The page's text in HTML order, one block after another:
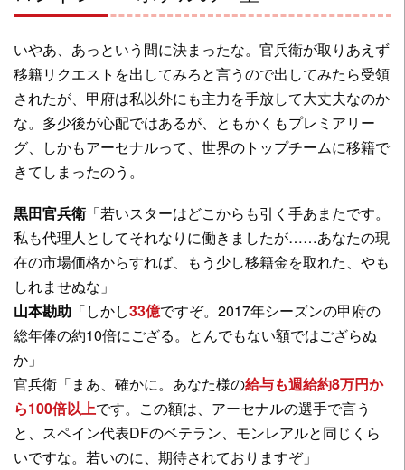
いやあ、あっという間に決まったな。官兵衛が取りあえず
移籍リクエストを出してみろと言うので出してみたら受領
されたが、甲府は私以外にも主力を手放して大丈夫なのか
な。多少後が心配ではあるが、ともかくもプレミアリー
グ、しかもアーセナルって、世界のトップチームに移籍で
きてしまったのう。
黒田官兵衛「若いスターはどこからも引く手あまたです。
私も代理人としてそれなりに働きましたが……あなたの現
在の市場価格からすれば、もう少し移籍金を取れた、やも
しれませぬな」
山本勘助 「しかし33億ですぞ。2017年シーズンの甲府の
総年俸の約10倍にござる。とんでもない額ではござらぬ
か」
官兵衛「まあ、確かに。あなた様の給与も週給約8万円か
ら100倍以上です。この額は、アーセナルの選手で言う
と、スペイン代表DFのベテラン、モンレアルと同じくら
いですな。若いのに、期待されておりますぞ」